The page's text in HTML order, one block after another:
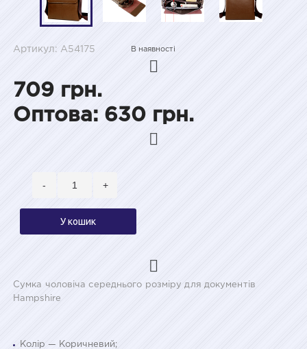
Артикул: A54175 В наявності
709 грн.
Оптова: 630 грн.
- +
У кошик
Сумка чоловіча середнього розміру для документів
Hampshire
Колір — Коричневий;